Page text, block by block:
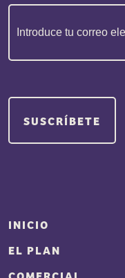
Correo
electrónico
INICIO
EL PLAN